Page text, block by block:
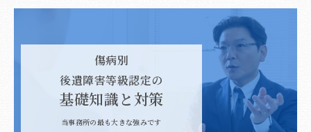
傷病別
後遺障害等級認定の
基礎知識と対策
当事務所の最も大きな強みです